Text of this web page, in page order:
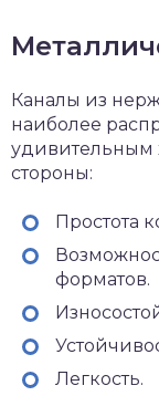
Каналы из
наиболее
удивительным
стороны:
Простота
форматов.
Легкость.